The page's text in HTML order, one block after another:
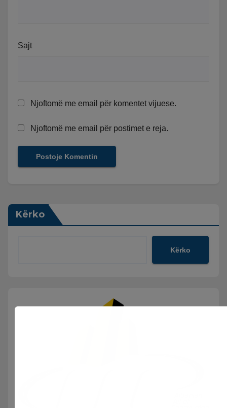
Sajt
Njoftomë me email për komentet vijuese.
Njoftomë me email për postimet e reja.
Kërko
Kërko